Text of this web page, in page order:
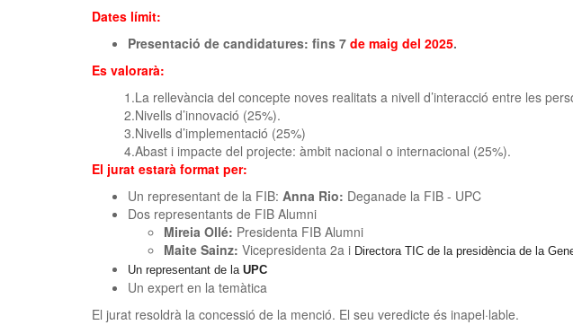
Dates límit:
Presentació de candidatures: fins 7 de maig del 2025.
Es valorarà:
1.La rellevància del concepte noves realitats a nivell d’interacció entre les
2.Nivells d’innovació (25%).
3.Nivells d’implementació (25%)
4.Abast i impacte del projecte: àmbit nacional o internacional (25%).
El jurat estarà format per:
Un representant de la FIB: Anna Rio: Deganade la FIB - UPC
Dos representants de FIB Alumni
Mireia Ollé: Presidenta FIB Alumni
Maite Sainz: Vicepresidenta 2a i Directora TIC de la presidència de la
Un representant de la UPC
Un expert en la temàtica
El jurat resoldrà la concessió de la menció. El seu veredicte és inapel·lable.